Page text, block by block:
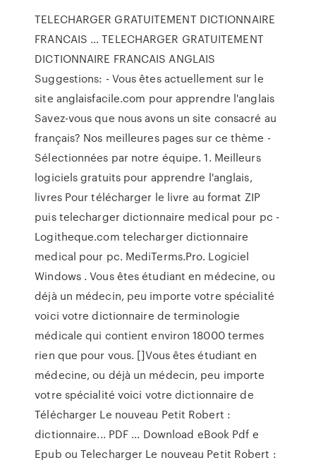
TELECHARGER GRATUITEMENT DICTIONNAIRE
FRANCAIS … TELECHARGER GRATUITEMENT
DICTIONNAIRE FRANCAIS ANGLAIS
Suggestions: - Vous êtes actuellement sur le
site anglaisfacile.com pour apprendre l'anglais
Savez-vous que nous avons un site consacré au
français? Nos meilleures pages sur ce thème -
Sélectionnées par notre équipe. 1. Meilleurs
logiciels gratuits pour apprendre l'anglais,
livres Pour télécharger le livre au format ZIP
puis telecharger dictionnaire medical pour pc -
Logitheque.com telecharger dictionnaire
medical pour pc. MediTerms.Pro. Logiciel
Windows . Vous êtes étudiant en médecine, ou
déjà un médecin, peu importe votre spécialité
voici votre dictionnaire de terminologie
médicale qui contient environ 18000 termes
rien que pour vous. []Vous êtes étudiant en
médecine, ou déjà un médecin, peu importe
votre spécialité voici votre dictionnaire de
Télécharger Le nouveau Petit Robert :
dictionnaire... PDF ... Download eBook Pdf e
Epub ou Telecharger Le nouveau Petit Robert :